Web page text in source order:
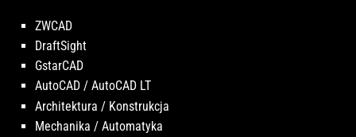
ZWCAD
DraftSight
GstarCAD
AutoCAD / AutoCAD LT
Architektura / Konstrukcja
Mechanika / Automatyka